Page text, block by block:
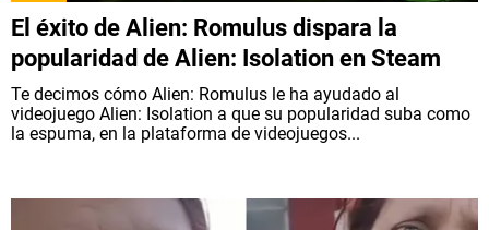
El éxito de Alien: Romulus dispara la
popularidad de Alien: Isolation en Steam
Te decimos cómo Alien: Romulus le ha ayudado al
videojuego Alien: Isolation a que su popularidad suba como
la espuma, en la plataforma de videojuegos...